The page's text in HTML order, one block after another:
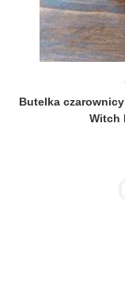
Butelka
Witch